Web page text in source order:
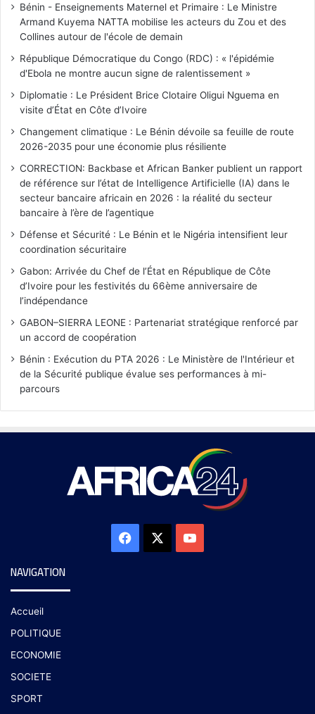
Bénin - Enseignements Maternel et Primaire : Le Ministre
Armand Kuyema NATTA mobilise les acteurs du Zou et des
Collines autour de l'école de demain
République Démocratique du Congo (RDC) : « l'épidémie
d'Ebola ne montre aucun signe de ralentissement »
Diplomatie : Le Président Brice Clotaire Oligui Nguema en
visite d’État en Côte d’Ivoire
Changement climatique : Le Bénin dévoile sa feuille de route
2026-2035 pour une économie plus résiliente
CORRECTION: Backbase et African Banker publient un rapport
de référence sur l’état de Intelligence Artificielle (IA) dans le
secteur bancaire africain en 2026 : la réalité du secteur
bancaire à l’ère de l’agentique
Défense et Sécurité : Le Bénin et le Nigéria intensifient leur
coordination sécuritaire
Gabon: Arrivée du Chef de l’État en République de Côte
d’Ivoire pour les festivités du 66ème anniversaire de
l’indépendance
GABON–SIERRA LEONE : Partenariat stratégique renforcé par
un accord de coopération
Bénin : Exécution du PTA 2026 : Le Ministère de l'Intérieur et
de la Sécurité publique évalue ses performances à mi-
parcours
NAVIGATION
Accueil
POLITIQUE
ECONOMIE
SOCIETE
SPORT